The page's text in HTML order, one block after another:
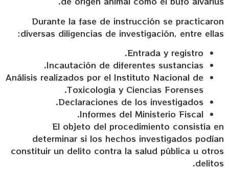
Durante la fase de instrucción se practicaron
diversas diligencias de investigación, entre ellas:
Entrada y registro.
Incautación de diferentes sustancias.
Análisis realizados por el Instituto Nacional de
Toxicología y Ciencias Forenses.
Declaraciones de los investigados.
Informes del Ministerio Fiscal.
El objeto del procedimiento consistía en
determinar si los hechos investigados podían
constituir un delito contra la salud pública u otros
delitos.